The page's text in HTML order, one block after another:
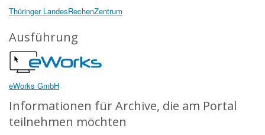
Thüringer LandesRechenZentrum
Ausführung
eWorks GmbH
Informationen für Archive, die am Portal
teilnehmen möchten